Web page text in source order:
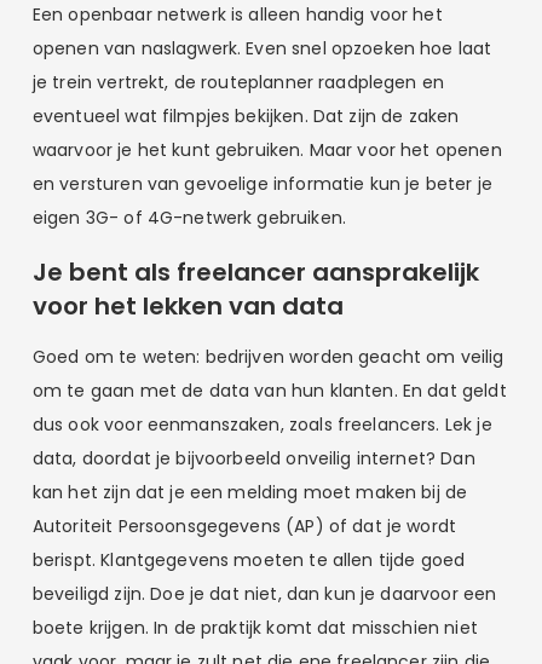
Een openbaar netwerk is alleen handig voor het
openen van naslagwerk. Even snel opzoeken hoe laat
je trein vertrekt, de routeplanner raadplegen en
eventueel wat filmpjes bekijken. Dat zijn de zaken
waarvoor je het kunt gebruiken. Maar voor het openen
en versturen van gevoelige informatie kun je beter je
eigen 3G- of 4G-netwerk gebruiken.
Je bent als freelancer aansprakelijk
voor het lekken van data
Goed om te weten: bedrijven worden geacht om veilig
om te gaan met de data van hun klanten. En dat geldt
dus ook voor eenmanszaken, zoals freelancers. Lek je
data, doordat je bijvoorbeeld onveilig internet? Dan
kan het zijn dat je een melding moet maken bij de
Autoriteit Persoonsgegevens (AP) of dat je wordt
berispt. Klantgegevens moeten te allen tijde goed
beveiligd zijn. Doe je dat niet, dan kun je daarvoor een
boete krijgen. In de praktijk komt dat misschien niet